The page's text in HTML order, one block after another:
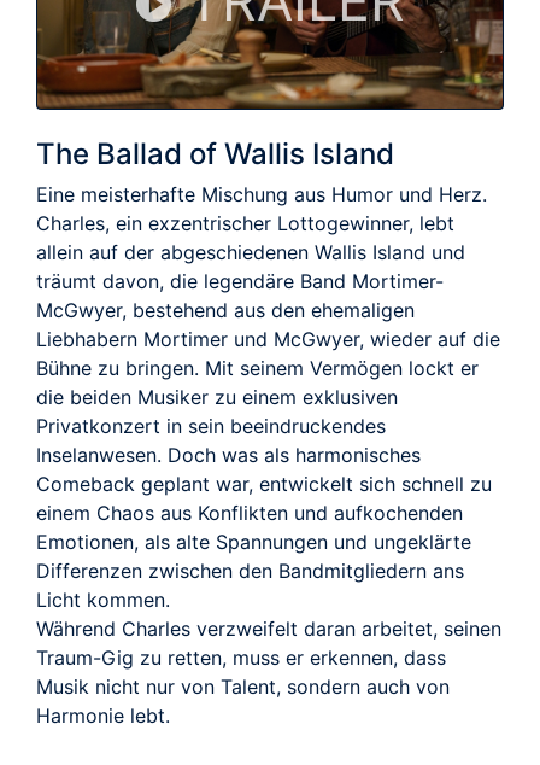
The Ballad of Wallis Island
Eine meisterhafte Mischung aus Humor und Herz.
Charles, ein exzentrischer Lottogewinner, lebt
allein auf der abgeschiedenen Wallis Island und
träumt davon, die legendäre Band Mortimer-
McGwyer, bestehend aus den ehemaligen
Liebhabern Mortimer und McGwyer, wieder auf die
Bühne zu bringen. Mit seinem Vermögen lockt er
die beiden Musiker zu einem exklusiven
Privatkonzert in sein beeindruckendes
Inselanwesen. Doch was als harmonisches
Comeback geplant war, entwickelt sich schnell zu
einem Chaos aus Konflikten und aufkochenden
Emotionen, als alte Spannungen und ungeklärte
Differenzen zwischen den Bandmitgliedern ans
Licht kommen.
Während Charles verzweifelt daran arbeitet, seinen
Traum-Gig zu retten, muss er erkennen, dass
Musik nicht nur von Talent, sondern auch von
Harmonie lebt.